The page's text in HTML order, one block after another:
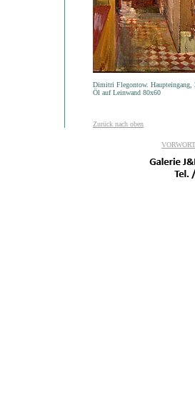
Dimitri Flegontow. Haupteingang,
Öl auf Leinwand 80x60
Zurück nach oben
VORWORT